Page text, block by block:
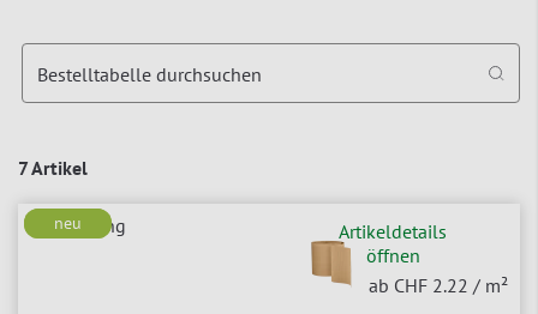
7 Artikel
Bestelltabelle durchsuchen
Artikeldetails
öffnen
ab CHF 2.22 / m²
neu
neu